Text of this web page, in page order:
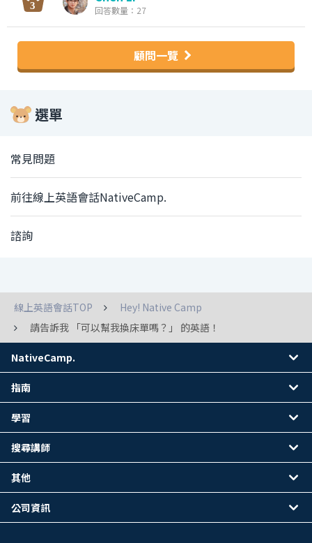
回答數量：27
顧問一覽
選單
常見問題
前往線上英語會話NativeCamp.
諮詢
線上英語會話TOP
Hey! Native Camp
請告訴我 「可以幫我換床單嗎？」 的英語！
NativeCamp.
指南
學習
搜尋講師
其他
公司資訊